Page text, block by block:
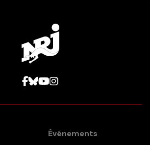
Événements